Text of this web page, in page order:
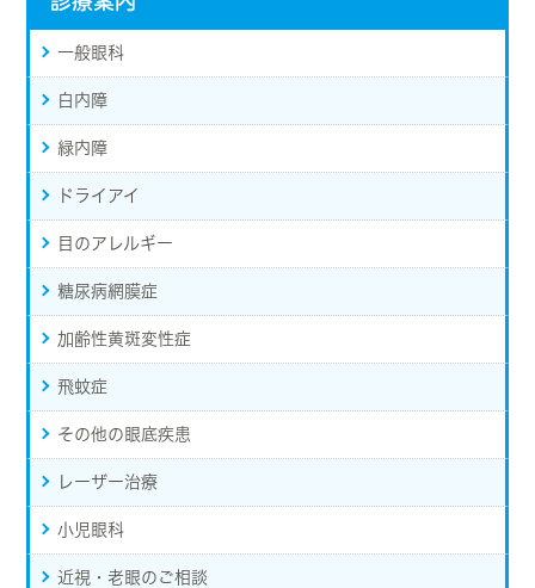
一般眼科
白内障
緑内障
ドライアイ
目のアレルギー
糖尿病網膜症
加齢性黄斑変性症
飛蚊症
その他の眼底疾患
レーザー治療
小児眼科
近視・老眼のご相談